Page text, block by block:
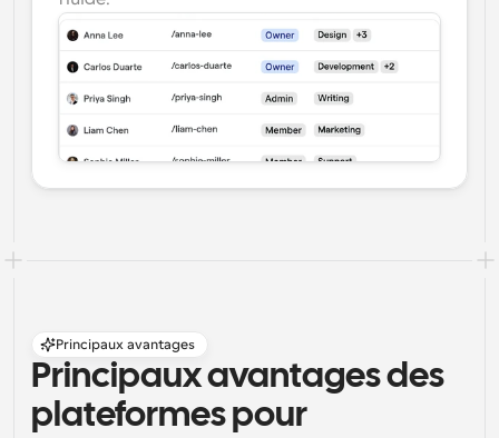
Principaux avantages
Principaux avantages des
plateformes pour